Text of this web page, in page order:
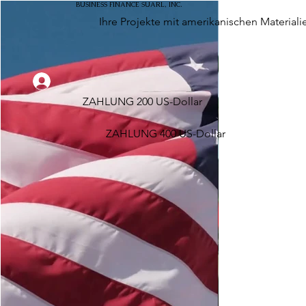
BUSINESS FINANCE SUARL, INC.
Ihre Projekte mit amerikanischen
ZAHLUNG 400 US-Dollar
ZAHLUNG 200 US-Dollar